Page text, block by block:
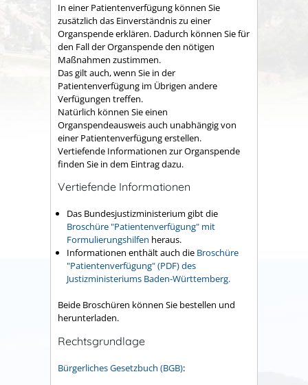
In einer Patientenverfügung können Sie
zusätzlich das Einverständnis zu einer
Organspende erklären. Dadurch können Sie für
den Fall der Organspende den nötigen
Maßnahmen zustimmen.
Das gilt auch, wenn Sie in der
Patientenverfügung im Übrigen andere
Verfügungen treffen.
Natürlich können Sie einen
Organspendeausweis auch unabhängig von
einer Patientenverfügung erstellen.
Vertiefende Informationen zur Organspende
finden Sie in dem Eintrag dazu.
Vertiefende Informationen
Das Bundesjustizministerium gibt die
Broschüre "Patientenverfügung" mit
Formulierungshilfen heraus.
Informationen enthält auch die Broschüre
"Patientenverfügung" (PDF) des
Justizministeriums Baden-Württemberg.
Beide Broschüren können Sie bestellen und
herunterladen.
Rechtsgrundlage
Bürgerliches Gesetzbuch (BGB):